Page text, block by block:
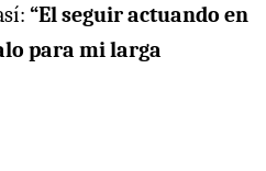
“El seguir actuando en
para mi larga